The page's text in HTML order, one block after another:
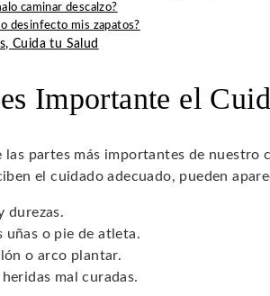
caminar descalzo?
desinfecto mis zapatos?
Cuida tu Salud
Importante el
las partes más importantes de nuestro
el cuidado adecuado, pueden
durezas.
uñas o pie de atleta.
o arco plantar.
mal curadas.